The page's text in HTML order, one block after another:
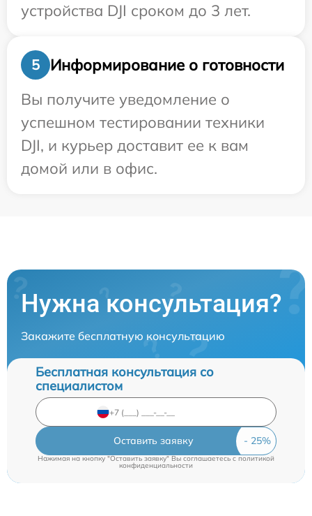
устройства DJI сроком до 3 лет.
5
Информирование о готовности
Вы получите уведомление о
успешном тестировании техники
DJI, и курьер доставит ее к вам
домой или в офис.
Нужна консультация?
Закажите бесплатную консультацию
Бесплатная консультация со
специалистом
Оставить заявку
Нажимая на кнопку "Оставить заявку" Вы соглашаетесь c политикой
конфиденциальности